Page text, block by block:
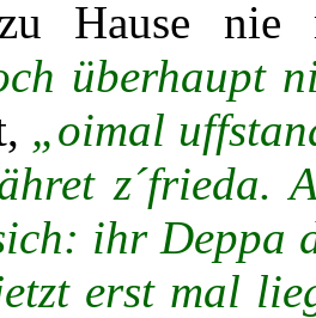
Hause nie
überhaupt
„oimal
z´frieda.
ihr Deppa
erst mal